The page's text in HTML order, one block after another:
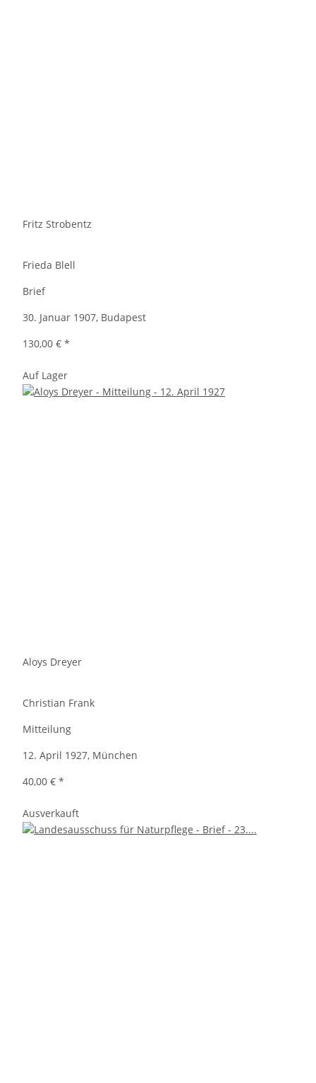
Fritz Strobentz
Frieda Blell
Brief
30. Januar 1907, Budapest
130,00 € *
Auf Lager
Aloys Dreyer
Christian Frank
Mitteilung
12. April 1927, München
40,00 € *
Ausverkauft